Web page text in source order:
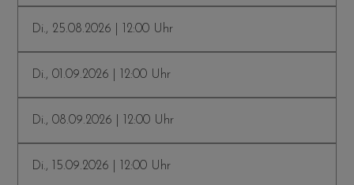
Di., 25.08.2026 | 12:00 Uhr
Di., 01.09.2026 | 12:00 Uhr
Di., 08.09.2026 | 12:00 Uhr
Di., 15.09.2026 | 12:00 Uhr